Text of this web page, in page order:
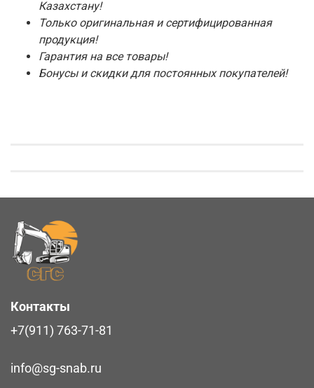
Казахстану!
Только оригинальная и сертифицированная
продукция!
Гарантия на все товары!
Бонусы и скидки для постоянных покупателей!
Контакты
+7(911) 763-71-81
info@sg-snab.ru